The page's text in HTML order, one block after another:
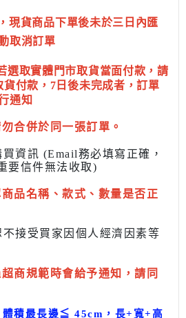
現貨商品下單後未於三日內匯
取消訂單
選取實體門市取貨當面付款，請
付款，7日後未完成者，訂單
通知
合併於同一張訂單。
資訊 (Email務必填寫正確，
要信件無法收取)
品名稱、款式、數量是否正
接受買家因個人經濟因素等
商規範時會給予通知，請同
體積最長邊≦ 45cm，長+寬+高